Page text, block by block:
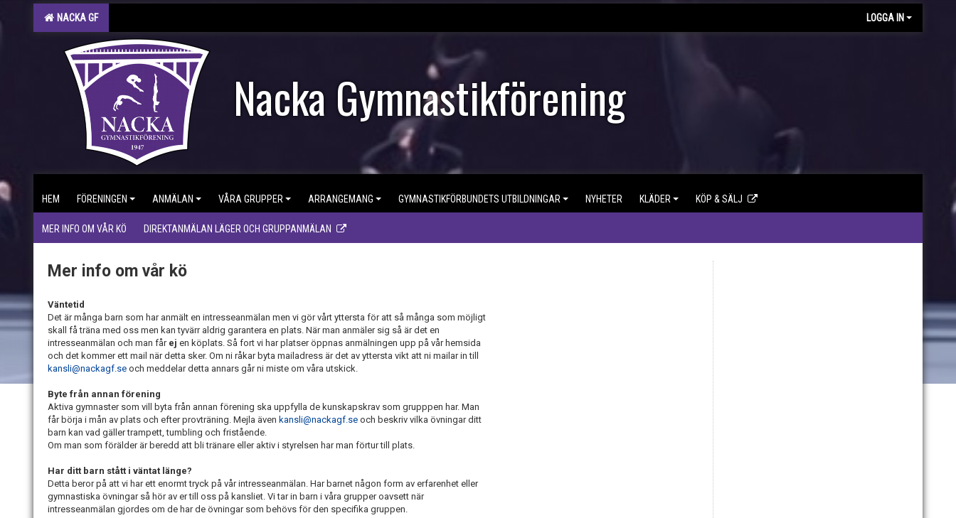
NACKA GF LOGGA IN
Nacka Gymnastikförening
HEM FÖRENINGEN ANMÄLAN VÅRA GRUPPER ARRANGEMANG GYMNASTIKFÖRBUNDETS UTBILDNINGAR NYHETER KLÄDER KÖP & SÄLJ
MER INFO OM VÅR KÖ DIREKTANMÄLAN LÄGER OCH GRUPPANMÄLAN
Mer info om vår kö
Väntetid
Det är många barn som har anmält en intresseanmälan men vi gör vårt yttersta för att så många som möjligt
skall få träna med oss men kan tyvärr aldrig garantera en plats. När man anmäler sig så är det en
intresseanmälan och man får ej en köplats. Så fort vi har platser öppnas anmälningen upp på vår hemsida
och det kommer ett mail när detta sker. Om ni råkar byta mailadress är det av yttersta vikt att ni mailar in till
kansli@nackagf.se och meddelar detta annars går ni miste om våra utskick.
Byte från annan förening
Aktiva gymnaster som vill byta från annan förening ska uppfylla de kunskapskrav som grupppen har. Man
får börja i mån av plats och efter provträning. Mejla även kansli@nackagf.se och beskriv vilka övningar ditt
barn kan vad gäller trampett, tumbling och fristående.
Om man som förälder är beredd att bli tränare eller aktiv i styrelsen har man förtur till plats.
Har ditt barn stått i väntat länge?
Detta beror på att vi har ett enormt tryck på vår intresseanmälan. Har barnet någon form av erfarenhet eller
gymnastiska övningar så hör av er till oss på kansliet. Vi tar in barn i våra grupper oavsett när
intresseanmälan gjordes om de har de övningar som behövs för den specifika gruppen.